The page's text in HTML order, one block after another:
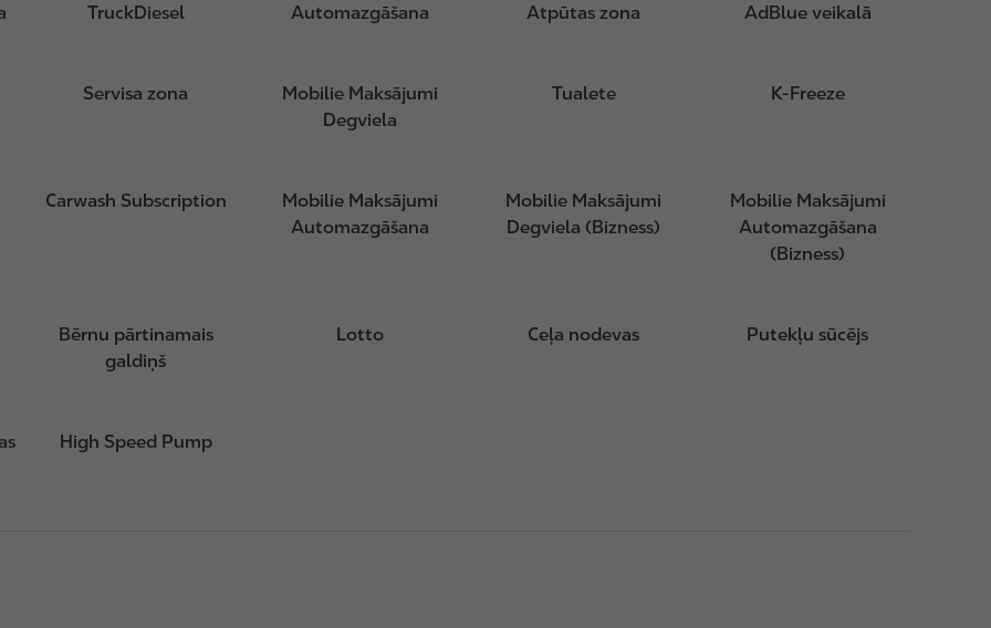
TruckDiesel Automazgāšana Atpūtas zona AdBlue veikalā
Servisa zona
Mobilie Maksājumi
Degviela
Tualete K-Freeze
Carwash Subscription
Mobilie Maksājumi
Automazgāšana
Mobilie Maksājumi
Degviela (Bizness)
Mobilie Maksājumi
Automazgāšana
(Bizness)
Bērnu pārtinamais
galdiņš
Lotto Ceļa nodevas Putekļu sūcējs
High Speed Pump